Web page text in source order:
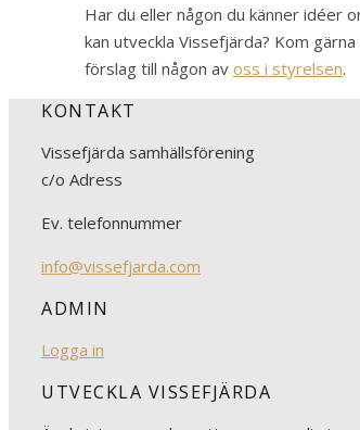
Har du eller någon du känner idéer
kan utveckla Vissefjärda? Kom
förslag till någon av oss i styrelsen.
KONTAKT
Vissefjärda samhällsförening
c/o Adress
Ev. telefonnummer
info@vissefjarda.com
ADMIN
Logga in
UTVECKLA VISSEFJÄRDA